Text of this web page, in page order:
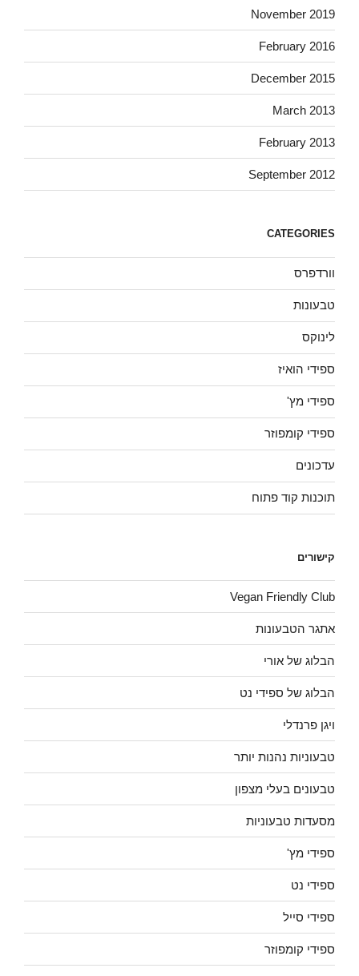
November 2019
February 2016
December 2015
March 2013
February 2013
September 2012
CATEGORIES
וורדפרס
טבעונות
לינוקס
ספידי הואיז
ספידי מץ'
ספידי קומפוזר
עדכונים
תוכנות קוד פתוח
קישורים
Vegan Friendly Club
אתגר הטבעונות
הבלוג של אורי
הבלוג של ספידי נט
ויגן פרנדלי
טבעוניות נהנות יותר
טבעונים בעלי מצפון
מסעדות טבעוניות
ספידי מץ'
ספידי נט
ספידי סייל
ספידי קומפוזר